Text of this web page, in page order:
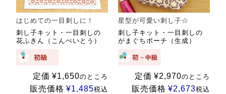
はじめての一目刺しに！
刺し子キット・一目刺しの
花ふきん（こんぺいとう）
定価 ¥1,650のところ
販売価格 ¥1,485税込
星型が可愛い刺し子☆
刺し子キット・一目刺しの
がまぐちポーチ（生成）
定価 ¥2,970のところ
販売価格 ¥2,673税込